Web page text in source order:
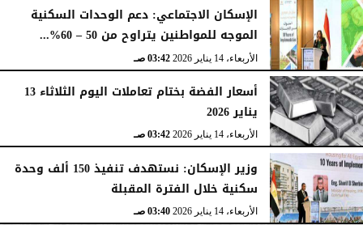
الإسكان الاجتماعي: دعم الوحدات السكنية
الموجه للمواطنين يتراوح من 50 – 60%...
الأربعاء، 14 يناير 2026 03:42 صـ
أسعار الفضة بختام تعاملات اليوم الثلاثاء 13
يناير 2026
الأربعاء، 14 يناير 2026 03:42 صـ
وزير الإسكان: نستهدف تنفيذ 150 ألف وحدة
سكنية خلال الفترة المقبلة
الأربعاء، 14 يناير 2026 03:40 صـ